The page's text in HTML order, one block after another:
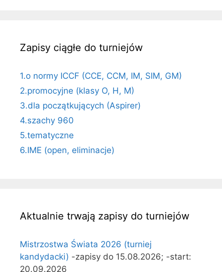
Zapisy ciągłe do turniejów
1.o normy ICCF (CCE, CCM, IM, SIM, GM)
2.promocyjne (klasy O, H, M)
3.dla początkujących (Aspirer)
4.szachy 960
5.tematyczne
6.IME (open, eliminacje)
Aktualnie trwają zapisy do turniejów
Mistrzostwa Świata 2026 (turniej
kandydacki) -zapisy do 15.08.2026; -start:
20.09.2026